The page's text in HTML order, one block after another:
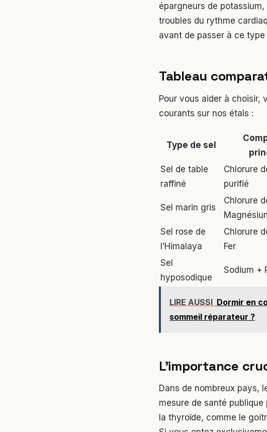
épargneurs de
troubles du rythme
avant de passer à ce type
Tableau
Pour vous aider à choisir,
courants sur nos étals :
Type de sel
Sel de table
raffiné
Chlorure
purifié
Sel marin gris
Chlorure
Sel rose de
l’Himalaya
Chlorure
Fer
Sel
hyposodique
Sodium +
LIRE AUSSI Dormir en
sommeil réparateur ?
L’importance
Dans de nombreux pays,
mesure de santé
la thyroïde, comme le